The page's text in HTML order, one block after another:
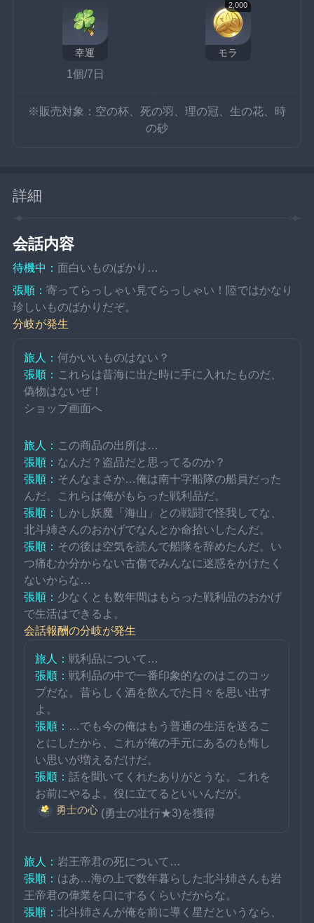
幸運
1個/7日
2,000
モラ
※販売対象：空の杯、死の羽、理の冠、生の花、時
の砂
詳細
会話内容
待機中： 面白いものばかり…
張順：寄ってらっしゃい見てらっしゃい！陸ではかなり
珍しいものばかりだぞ。
分岐が発生
旅人：何かいいものはない？
張順： これらは昔海に出た時に手に入れたものだ、
偽物はないぜ！
ショップ画面へ
旅人： この商品の出所は…
張順： なんだ？盗品だと思ってるのか？
張順： そんなまさか…俺は南十字船隊の船員だった
んだ。これらは俺がもらった戦利品だ。
張順：
しかし妖魔「海山」との戦闘で怪我してな、
北斗姉さんのおかげでなんとか命拾いしたんだ。
張順： その後は空気を読んで船隊を辞めたんだ。い
つ痛むか分からない古傷でみんなに迷惑をかけたく
ないからな…
張順： 少なくとも数年間はもらった戦利品のおかげ
で生活はできるよ。
会話報酬の分岐が発生
旅人：戦利品について…
張順：戦利品の中で一番印象的なのはこのコッ
プだな。昔らしく酒を飲んでた日々を思い出す
よ。
張順： …でも今の俺はもう普通の生活を送るこ
とにしたから、これが俺の手元にあるのも悔し
い思いが増えるだけだ。
張順：話を聞いてくれたありがとうな。これを
お前にやるよ。役に立てるといいんだが。
勇士の心 (勇士の壮行★3)を獲得
旅人：岩王帝君の死について…
張順： はあ…海の上で数年暮らした北斗姉さんも岩
王帝君の偉業を口にするくらいだからな。
張順：北斗姉さんが俺を前に導く星だというなら、